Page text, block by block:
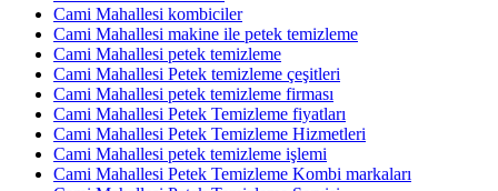
Cami Mahallesi kombiciler
Cami Mahallesi makine ile petek temizleme
Cami Mahallesi petek temizleme
Cami Mahallesi Petek temizleme çeşitleri
Cami Mahallesi petek temizleme firması
Cami Mahallesi Petek Temizleme fiyatları
Cami Mahallesi Petek Temizleme Hizmetleri
Cami Mahallesi petek temizleme işlemi
Cami Mahallesi Petek Temizleme Kombi markaları